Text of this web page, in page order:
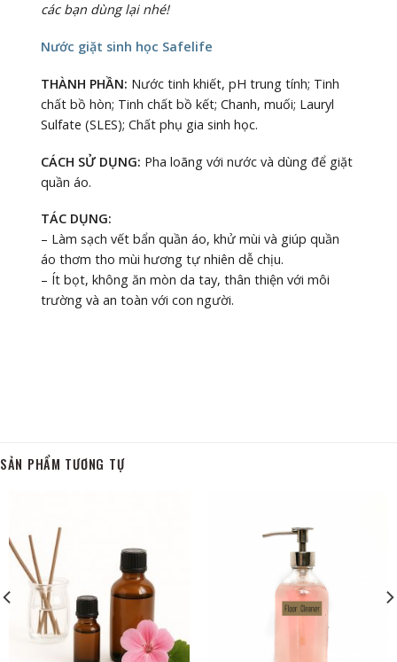
các bạn dùng lại nhé!
Nước giặt sinh học Safelife
THÀNH PHẦN: Nước tinh khiết, pH trung tính; Tinh
chất bồ hòn; Tinh chất bồ kết; Chanh, muối; Lauryl
Sulfate (SLES); Chất phụ gia sinh học.
CÁCH SỬ DỤNG: Pha loãng với nước và dùng để giặt
quần áo.
TÁC DỤNG:
– Làm sạch vết bẩn quần áo, khử mùi và giúp quần
áo thơm tho mùi hương tự nhiên dễ chịu.
– Ít bọt, không ăn mòn da tay, thân thiện với môi
trường và an toàn với con người.
SẢN PHẨM TƯƠNG TỰ